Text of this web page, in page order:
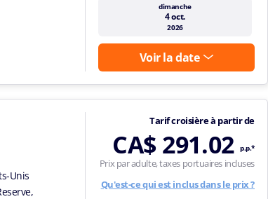
dimanche
4 oct.
2026
Voir la date
Unis
Tarif croisière à partir de
CA$ 291.02 p.p.*
Prix par adulte, taxes portuaires incluses
Qu'est-ce qui est inclus dans le prix ?